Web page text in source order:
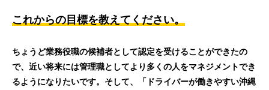
これからの目標を教えてください。
ちょうど業務役職の候補者として認定を受けることができたの
で、近い将来には管理職としてより多くの人をマネジメントでき
るようになりたいです。そして、「ドライバーが働きやすい沖縄